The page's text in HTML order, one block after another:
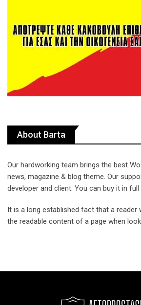
About Barta
Our hardworking team brings the best
news, magazine & blog theme. Our
developer and client. You can buy it in full
It is a long established fact that a reader
the readable content of a page when